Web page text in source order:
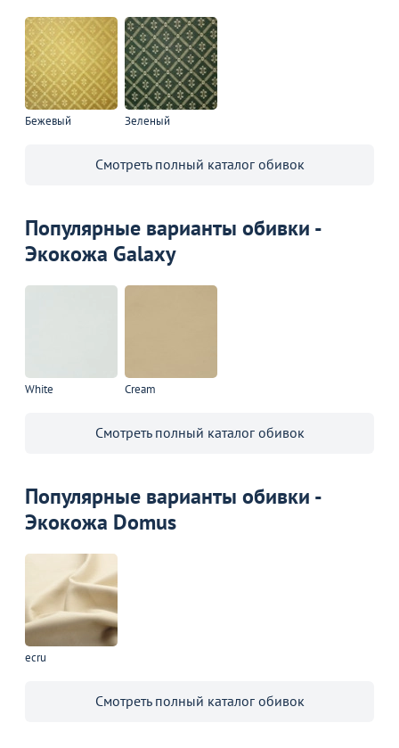
Бежевый Зеленый
Смотреть полный каталог обивок
Популярные варианты обивки -
Экокожа Galaxy
White Cream
Смотреть полный каталог обивок
Популярные варианты обивки -
Экокожа Domus
ecru
Смотреть полный каталог обивок